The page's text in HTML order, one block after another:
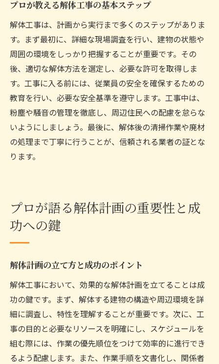
プロが教える解体工事の基本ステップ
解体工事は、計画から実行まで多くのステップがありま
す。まず最初に、詳細な現場調査を行い、建物の状態や
周囲の環境をしっかり把握することが重要です。その
後、適切な解体方法を選定し、必要な許可を取得しま
す。工事に入る前には、従業員の安全を確保するための
教育を行い、必要な安全基準を遵守します。工事中は、
粉塵や騒音の管理を徹底し、周辺住民への配慮を怠らな
いようにしましょう。最後に、解体後の清掃作業や廃材
の処理まで丁寧に行うことが、信頼される業者の証とな
ります。
プロが語る解体計画の重要性と成
功への鍵
解体計画の立て方と成功のポイント
解体工事において、効果的な解体計画を立てることは成
功の鍵です。まず、解体する建物の構造や周辺環境を詳
細に調査し、特性を理解することが重要です。次に、工
事の目的と必要なリソースを明確にし、スケジュールを
組む際には、作業の優先順位をつけて効率的に進行でき
るよう配慮します。また、作業手順を文書化し、関係者